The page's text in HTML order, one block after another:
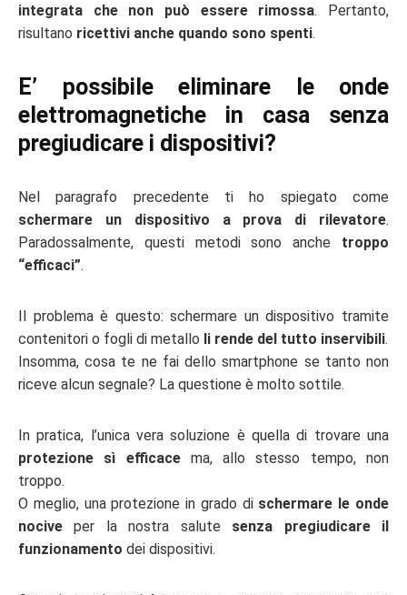
integrata che non può essere rimossa. Pertanto,
risultano ricettivi anche quando sono spenti.
E’ possibile eliminare le onde
elettromagnetiche in casa senza
pregiudicare i dispositivi?
Nel paragrafo precedente ti ho spiegato come
schermare un dispositivo a prova di rilevatore.
Paradossalmente, questi metodi sono anche troppo
“efficaci”.
Il problema è questo: schermare un dispositivo tramite
contenitori o fogli di metallo li rende del tutto inservibili.
Insomma, cosa te ne fai dello smartphone se tanto non
riceve alcun segnale? La questione è molto sottile.
In pratica, l’unica vera soluzione è quella di trovare una
protezione sì efficacema, allo stesso tempo, non
troppo.
O meglio, una protezione in grado di schermare le onde
nocive per la nostra salute senza pregiudicare il
funzionamento dei dispositivi.